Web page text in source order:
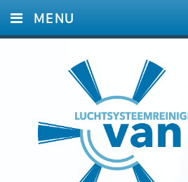
MENU
DIENSTEN
REFERENTIES